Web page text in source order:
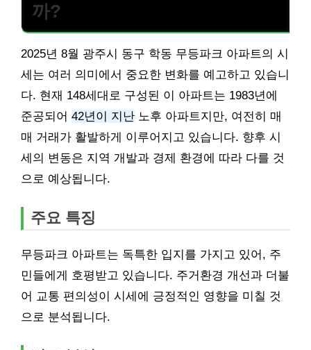
까?
2025년 8월 광주시 동구 학동 무등파크 아파트의 시
세는 여러 의미에서 중요한 변화를 예고하고 있습니
다. 현재 148세대로 구성된 이 아파트는 1983년에
준공되어 42년이 지난 노후 아파트지만, 여전히 매
매 거래가 활발하게 이루어지고 있습니다. 향후 시
세의 변동은 지역 개발과 경제 환경에 따라 다를 것
으로 예상됩니다.
주요 특징
무등파크 아파트는 독특한 입지를 가지고 있어, 주
민들에게 호평받고 있습니다. 주거환경 개선과 더불
어 교통 편의성이 시세에 긍정적인 영향을 미칠 것
으로 분석됩니다.